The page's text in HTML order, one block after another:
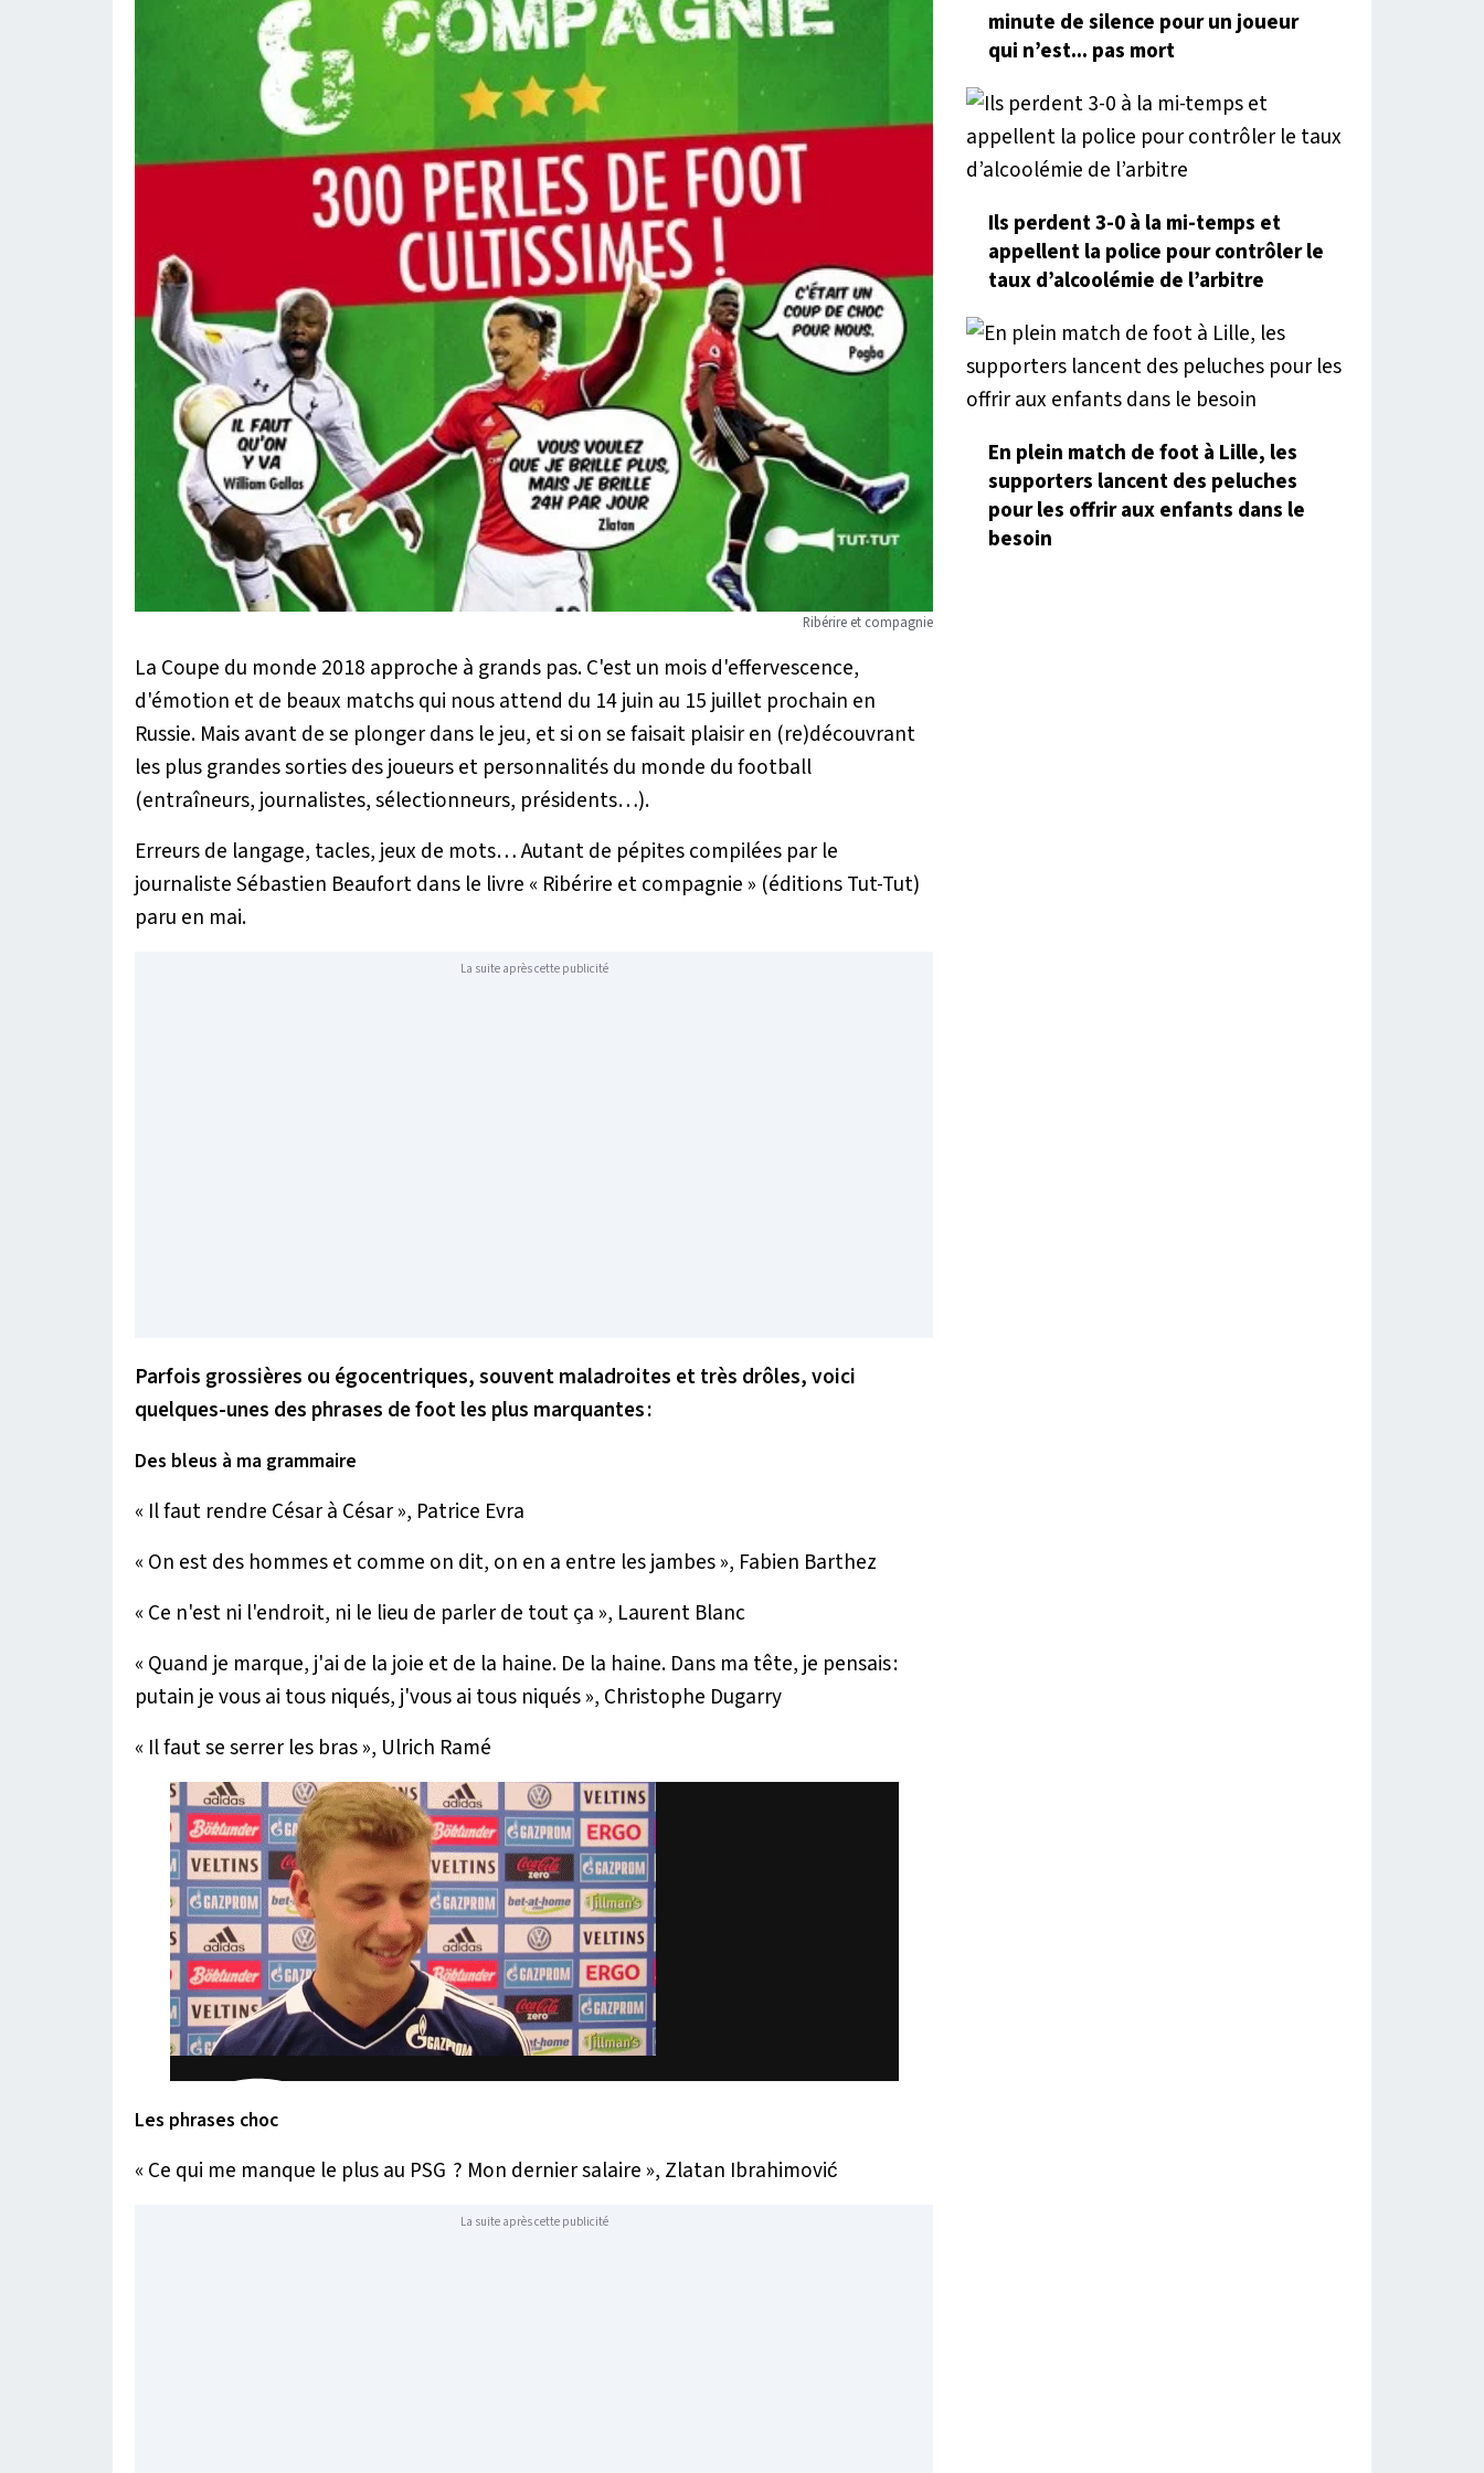
Ribérire et compagnie
La Coupe du monde 2018 approche à grands pas. C'est un mois d'effervescence,
d'émotion et de beaux matchs qui nous attend du 14 juin au 15 juillet prochain en
Russie. Mais avant de se plonger dans le jeu, et si on se faisait plaisir en (re)découvrant
les plus grandes sorties des joueurs et personnalités du monde du football
(entraîneurs, journalistes, sélectionneurs, présidents…).
Erreurs de langage, tacles, jeux de mots… Autant de pépites compilées par le
journaliste Sébastien Beaufort dans le livre « Ribérire et compagnie » (éditions Tut-Tut)
paru en mai.
La suite après cette publicité
Parfois grossières ou égocentriques, souvent maladroites et très drôles, voici
quelques-unes des phrases de foot les plus marquantes :
Des bleus à ma grammaire
« Il faut rendre César à César », Patrice Evra
« On est des hommes et comme on dit, on en a entre les jambes », Fabien Barthez
« Ce n'est ni l'endroit, ni le lieu de parler de tout ça », Laurent Blanc
« Quand je marque, j'ai de la joie et de la haine. De la haine. Dans ma tête, je pensais :
putain je vous ai tous niqués, j'vous ai tous niqués », Christophe Dugarry
« Il faut se serrer les bras », Ulrich Ramé
Les phrases choc
« Ce qui me manque le plus au PSG ? Mon dernier salaire », Zlatan Ibrahimović
La suite après cette publicité
minute de silence pour un joueur
qui n’est... pas mort
Ils perdent 3-0 à la mi-temps et
appellent la police pour contrôler le
taux d’alcoolémie de l’arbitre
En plein match de foot à Lille, les
supporters lancent des peluches
pour les offrir aux enfants dans le
besoin